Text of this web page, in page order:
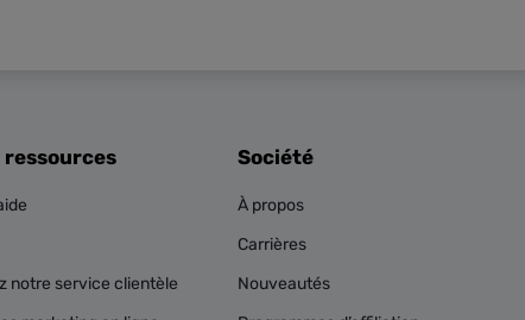
ressources
notre service clientèle
Société
À propos
Carrières
Nouveautés